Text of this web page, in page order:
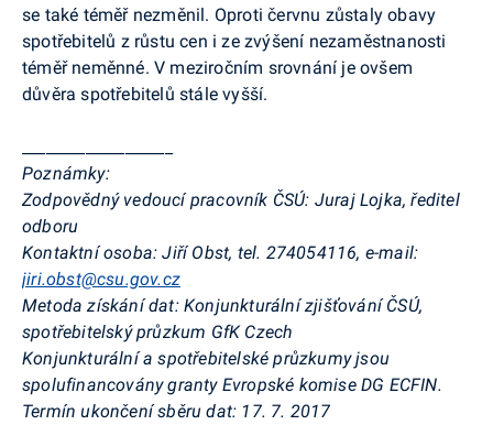
se také téměř nezměnil. Oproti červnu zůstaly obavy
spotřebitelů z růstu cen i ze zvýšení nezaměstnanosti
téměř neměnné. V meziročním srovnání je ovšem
důvěra spotřebitelů stále vyšší.
Poznámky:
Zodpovědnývedoucí pracovník ČSÚ: Juraj Lojka, ředitel
odboru
Kontaktní osoba:Jiří Obst, tel. 274054116, e-mail:
jiri.obst@csu.gov.cz
Metoda získání dat: Konjunkturální zjišťování ČSÚ,
spotřebitelský průzkum GfK Czech
Konjunkturální a spotřebitelské průzkumy jsou
spolufinancovány granty Evropské komise DG ECFIN.
Termín ukončení sběru dat: 17. 7. 2017